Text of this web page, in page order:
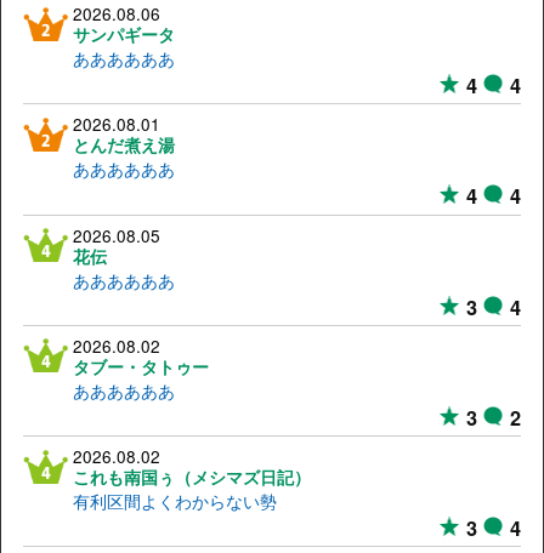
2026.08.06
サンパギータ
ああああああ
4 4
2026.08.01
とんだ煮え湯
ああああああ
4 4
2026.08.05
花伝
ああああああ
3 4
2026.08.02
タブー・タトゥー
ああああああ
3 2
2026.08.02
これも南国ぅ（メシマズ日記）
有利区間よくわからない勢
3 4